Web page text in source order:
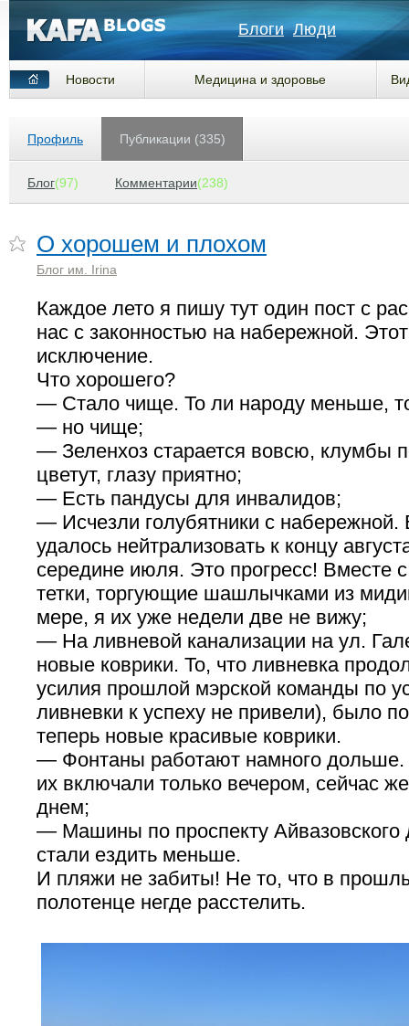
Блоги Люди
Новости Медицина и здоровье
Профиль Публикации (335)
Блог(97) Комментарии(238)
О хорошем и плохом
Блог им. Irina
Каждое лето я пишу тут один пост с
нас с законностью на набережной.
исключение.
Что хорошего?
— Стало чище. То ли народу меньше,
— но чище;
— Зеленхоз старается вовсю, клумбы
цветут, глазу приятно;
— Есть пандусы для инвалидов;
— Исчезли голубятники с
удалось нейтрализовать к концу
середине июля. Это прогресс! Вместе
тетки, торгующие шашлычками из
мере, я их уже недели две не вижу;
— На ливневой канализации на ул.
новые коврики. То, что ливневка
усилия прошлой мэрской команды по
ливневки к успеху не привели), было
теперь новые красивые коврики.
— Фонтаны работают намного
их включали только вечером, сейчас
днем;
— Машины по проспекту Айвазовского
стали ездить меньше.
И пляжи не забиты! Не то, что в
полотенце негде расстелить.